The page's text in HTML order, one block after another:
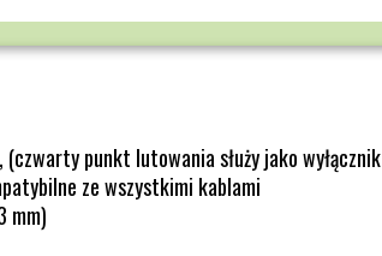
punkt lutowania służy jako wyłącznik
ze wszystkimi kablami
mm)